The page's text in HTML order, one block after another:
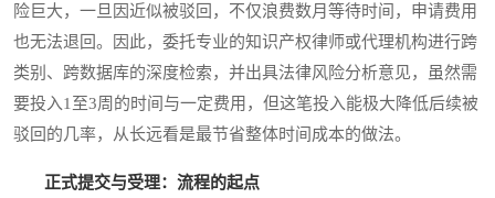
险巨大，一旦因近似被驳回，不仅浪费数月等待时间，申请费用
也无法退回。因此，委托专业的知识产权律师或代理机构进行跨
类别、跨数据库的深度检索，并出具法律风险分析意见，虽然需
要投入1至3周的时间与一定费用，但这笔投入能极大降低后续被
驳回的几率，从长远看是最节省整体时间成本的做法。
正式提交与受理：流程的起点